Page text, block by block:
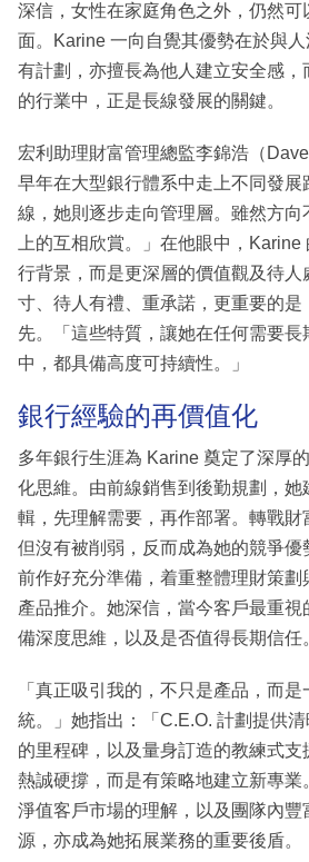
深信，女性在家庭角色之外，仍然可
面。Karine 一向自覺其優勢在於與人
有計劃，亦擅長為他人建立安全感，
的行業中，正是長線發展的關鍵。
宏利助理財富管理總監李錦浩（
早年在大型銀行體系中走上不同發展
線，她則逐步走向管理層。雖然方向
上的互相欣賞。」在他眼中，
行背景，而是更深層的價值觀及待人
寸、待人有禮、重承諾，更重要的是
先。「這些特質，讓她在任何需要
中，都具備高度可持續性。」
銀行經驗的再價值化
多年銀行生涯為 Karine 奠定了深厚
化思維。由前線銷售到後勤規劃，她
輯，先理解需要，再作部署。轉戰財
但沒有被削弱，反而成為她的競爭
前作好充分準備，着重整體理財策劃
產品推介。她深信，當今客戶最重
備深度思維，以及是否值得長期信任
「真正吸引我的，不只是產品，而
統。」她指出：「C.E.O. 計劃提供
的里程碑，以及量身訂造的教練式
熱誠硬撐，而是有策略地建立新專業
淨值客戶市場的理解，以及團隊內豐
源，亦成為她拓展業務的重要後盾。